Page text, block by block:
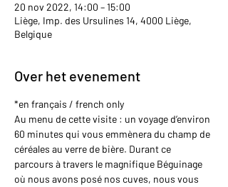
20 nov 2022, 14:00 – 15:00
Liège, Imp. des Ursulines 14, 4000 Liège,
Belgique
Over het evenement
*en français / french only
Au menu de cette visite : un voyage d’environ
60 minutes qui vous emmènera du champ de
céréales au verre de bière. Durant ce
parcours à travers le magnifique Béguinage
où nous avons posé nos cuves, nous vous